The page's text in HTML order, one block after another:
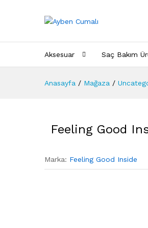
Aksesuar Saç Bakım
Anasayfa / Mağaza /
Feeling Good
Marka: Feeling Good Inside